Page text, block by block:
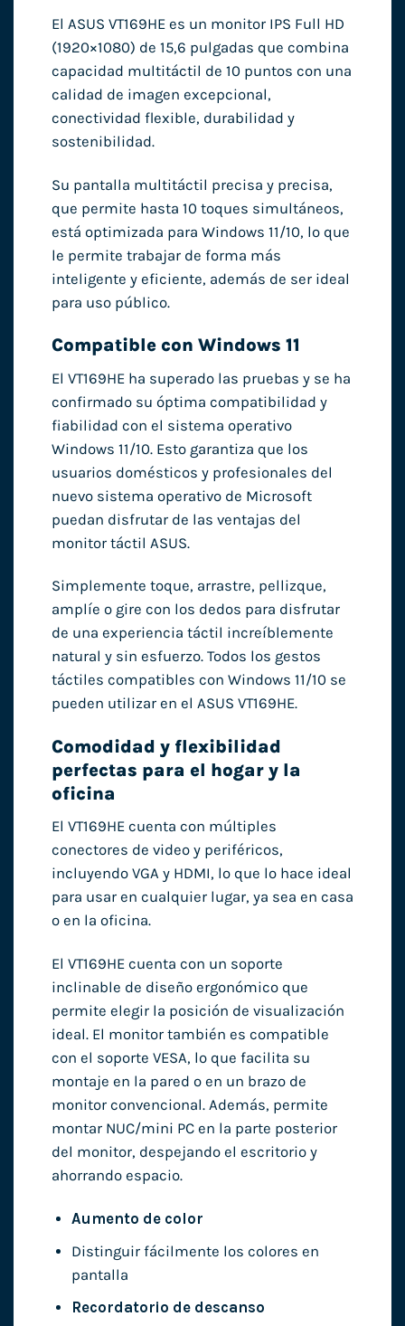
El ASUS VT169HE es un monitor IPS Full HD
(1920×1080) de 15,6 pulgadas que combina
capacidad multitáctil de 10 puntos con una
calidad de imagen excepcional,
conectividad flexible, durabilidad y
sostenibilidad.
Su pantalla multitáctil precisa y precisa,
que permite hasta 10 toques simultáneos,
está optimizada para Windows 11/10, lo que
le permite trabajar de forma más
inteligente y eficiente, además de ser ideal
para uso público.
Compatible con Windows 11
El VT169HE ha superado las pruebas y se ha
confirmado su óptima compatibilidad y
fiabilidad con el sistema operativo
Windows 11/10. Esto garantiza que los
usuarios domésticos y profesionales del
nuevo sistema operativo de Microsoft
puedan disfrutar de las ventajas del
monitor táctil ASUS.
Simplemente toque, arrastre, pellizque,
amplíe o gire con los dedos para disfrutar
de una experiencia táctil increíblemente
natural y sin esfuerzo. Todos los gestos
táctiles compatibles con Windows 11/10 se
pueden utilizar en el ASUS VT169HE.
Comodidad y flexibilidad
perfectas para el hogar y la
oficina
El VT169HE cuenta con múltiples
conectores de video y periféricos,
incluyendo VGA y HDMI, lo que lo hace ideal
para usar en cualquier lugar, ya sea en casa
o en la oficina.
El VT169HE cuenta con un soporte
inclinable de diseño ergonómico que
permite elegir la posición de visualización
ideal. El monitor también es compatible
con el soporte VESA, lo que facilita su
montaje en la pared o en un brazo de
monitor convencional. Además, permite
montar NUC/mini PC en la parte posterior
del monitor, despejando el escritorio y
ahorrando espacio.
Aumento de color
Distinguir fácilmente los colores en
pantalla
Recordatorio de descanso